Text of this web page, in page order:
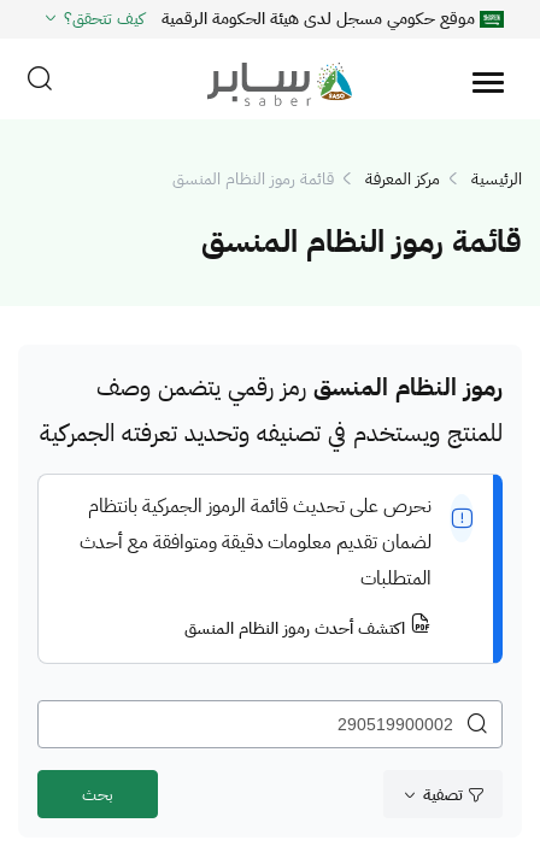
موقع حكومي مسجل لدى هيئة الحكومة الرقمية كيف تتحقق؟
الرئيسية مركز المعرفة قائمة رموز النظام المنسق
قائمة رموز النظام المنسق
رموز النظام المنسق رمز رقمي يتضمن وصف
للمنتج ويستخدم في تصنيفه وتحديد تعرفته الجمركية
نحرص على تحديث قائمة الرموز الجمركية بانتظام
لضمان تقديم معلومات دقيقة ومتوافقة مع أحدث
المتطلبات
اكتشف أحدث رموز النظام المنسق
تصفية